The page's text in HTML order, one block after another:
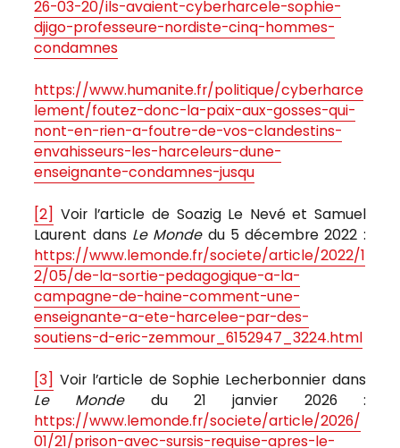
26-03-20/ils-avaient-cyberharcele-sophie-
djigo-professeure-nordiste-cinq-hommes-
condamnes
https://www.humanite.fr/politique/cyberharce
lement/foutez-donc-la-paix-aux-gosses-qui-
nont-en-rien-a-foutre-de-vos-clandestins-
envahisseurs-les-harceleurs-dune-
enseignante-condamnes-jusqu
[2] Voir l’article de Soazig Le Nevé et Samuel
Laurent dans Le Monde du 5 décembre 2022 :
https://www.lemonde.fr/societe/article/2022/1
2/05/de-la-sortie-pedagogique-a-la-
campagne-de-haine-comment-une-
enseignante-a-ete-harcelee-par-des-
soutiens-d-eric-zemmour_6152947_3224.html
[3] Voir l’article de Sophie Lecherbonnier dans
Le Monde du 21 janvier 2026 :
https://www.lemonde.fr/societe/article/2026/
01/21/prison-avec-sursis-requise-apres-le-